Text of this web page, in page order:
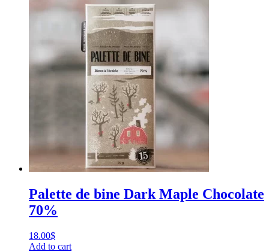
Palette de bine Dark Maple Chocolate
70%
18.00$
Add to cart